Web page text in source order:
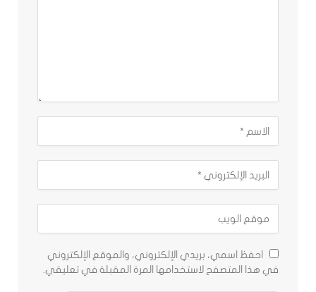
احفظ اسمي، بريدي الإلكتروني، والموقع الإلكتروني
في هذا المتصفح لاستخدامها المرة المقبلة في تعليقي.